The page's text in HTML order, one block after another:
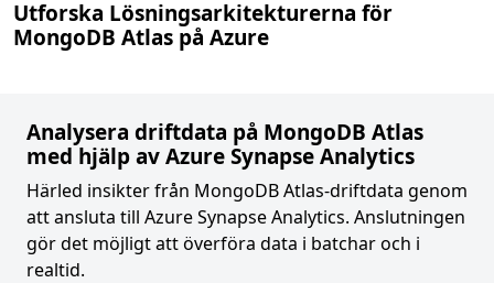
Utforska Lösningsarkitekturerna för
MongoDB Atlas på Azure
Analysera driftdata på MongoDB Atlas
med hjälp av Azure Synapse Analytics
Härled insikter från MongoDB Atlas-driftdata genom
att ansluta till Azure Synapse Analytics. Anslutningen
gör det möjligt att överföra data i batchar och i
realtid.